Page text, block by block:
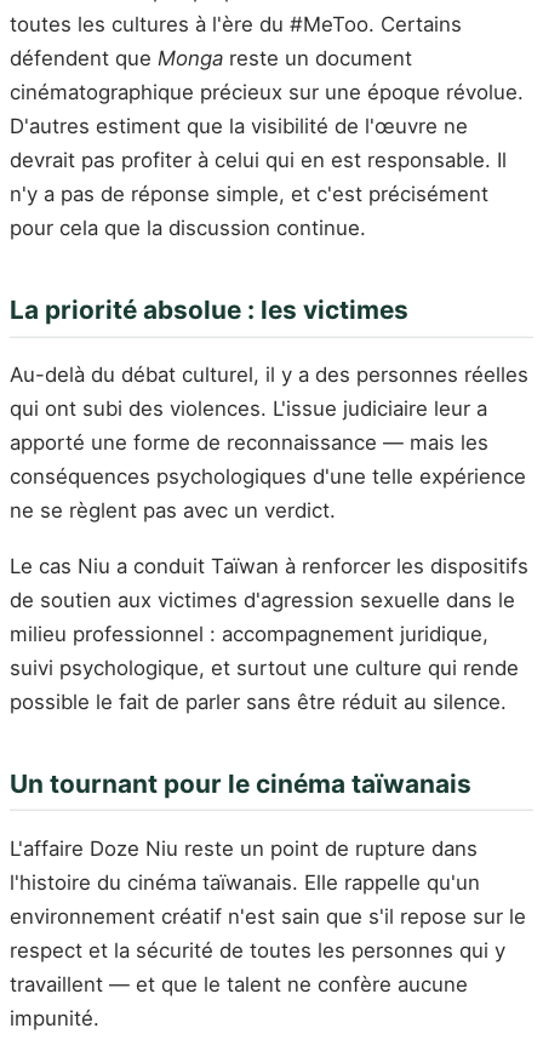
toutes les cultures à l'ère du #MeToo. Certains
défendent que Monga reste un document
cinématographique précieux sur une époque révolue.
D'autres estiment que la visibilité de l'œuvre ne
devrait pas profiter à celui qui en est responsable. Il
n'y a pas de réponse simple, et c'est précisément
pour cela que la discussion continue.
La priorité absolue : les victimes
Au-delà du débat culturel, il y a des personnes réelles
qui ont subi des violences. L'issue judiciaire leur a
apporté une forme de reconnaissance — mais les
conséquences psychologiques d'une telle expérience
ne se règlent pas avec un verdict.
Le cas Niu a conduit Taïwan à renforcer les dispositifs
de soutien aux victimes d'agression sexuelle dans le
milieu professionnel : accompagnement juridique,
suivi psychologique, et surtout une culture qui rende
possible le fait de parler sans être réduit au silence.
Un tournant pour le cinéma taïwanais
L'affaire Doze Niu reste un point de rupture dans
l'histoire du cinéma taïwanais. Elle rappelle qu'un
environnement créatif n'est sain que s'il repose sur le
respect et la sécurité de toutes les personnes qui y
travaillent — et que le talent ne confère aucune
impunité.